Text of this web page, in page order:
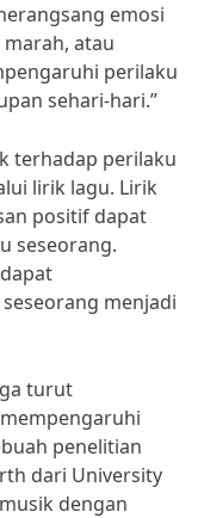
emosi
atau
perilaku
sehari-hari.”
terhadap perilaku
lirik lagu. Lirik
positif dapat
seseorang.
menjadi
turut
penelitian
dari University
dengan